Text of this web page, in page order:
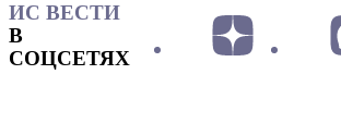
ИС ВЕСТИ
В
СОЦСЕТЯХ